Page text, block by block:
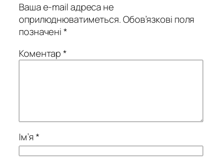
Ваша e-mail адреса не
оприлюднюватиметься.Обов’язкові поля
позначені*
Коментар*
Ім’я*